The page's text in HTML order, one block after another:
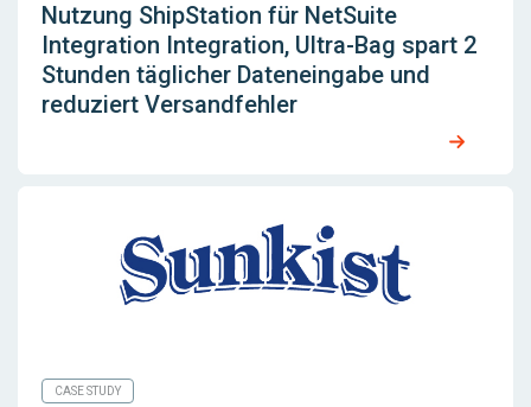
Nutzung ShipStation für NetSuite
Integration Integration, Ultra-Bag spart 2
Stunden täglicher Dateneingabe und
reduziert Versandfehler
CASE STUDY